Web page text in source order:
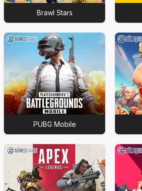
Brawl Stars
PUBG Mobile